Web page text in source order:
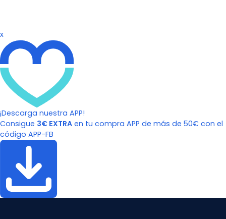
x
¡Descarga nuestra APP!
Consigue 3€ EXTRA en tu compra APP de más de 50€ con el
código APP-FB